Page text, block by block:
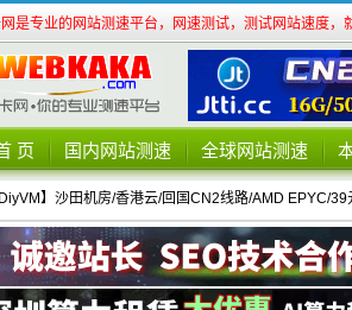
是专业的网站测速平台，网速测试，测试网站速度，
页 国内网站测速 全球网站测速
DiyVM】沙田机房/香港云/回国CN2线路/AMD EPYC/39